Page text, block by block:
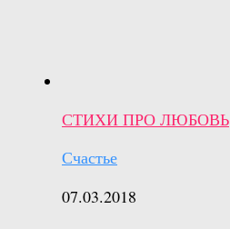
СТИХИ ПРО ЛЮБОВЬ
Счастье
07.03.2018